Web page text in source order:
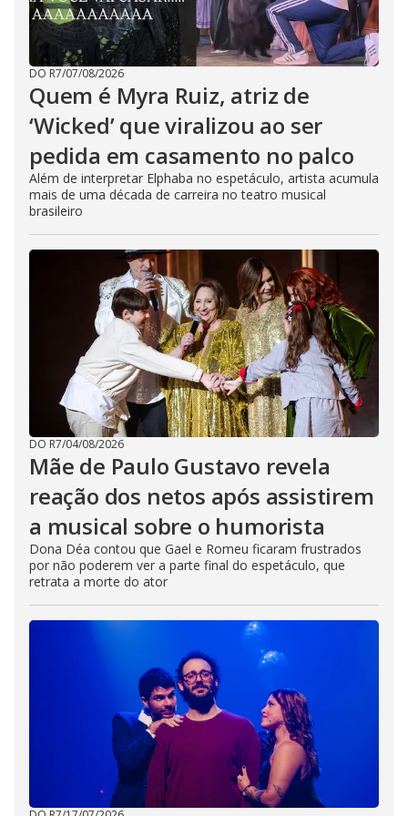
DO R7/07/08/2026
Quem é Myra Ruiz, atriz de
‘Wicked’ que viralizou ao ser
pedida em casamento no palco
Além de interpretar Elphaba no espetáculo, artista acumula
mais de uma década de carreira no teatro musical
brasileiro
DO R7/04/08/2026
Mãe de Paulo Gustavo revela
reação dos netos após assistirem
a musical sobre o humorista
Dona Déa contou que Gael e Romeu ficaram frustrados
por não poderem ver a parte final do espetáculo, que
retrata a morte do ator